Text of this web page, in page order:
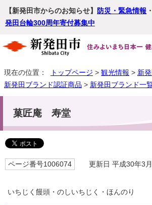
【新発田市からのお知らせ】 防災・緊急情報 ・
発田台輪300周年寄付募集中
現在の位置： トップページ > 観光情報 > 新
新発田ブランド認証商品 > 新発田ブランド一
菓匠庵 寿堂
ページ番号1006074 更新日 平成30年3
いちじく饅頭・のしいちじく・ほんのり